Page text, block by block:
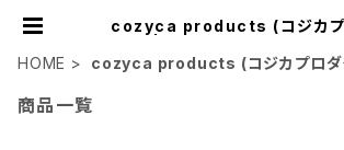
cozyca products (コジカプ
リーレテ チャーミーちゃん フ
HOME cozyca products (コジカプロダ
商品一覧